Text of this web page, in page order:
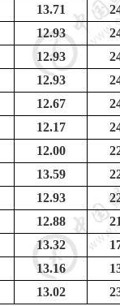
13.71
12.93
12.93
12.93
12.67
12.17
12.00
13.59
12.93
12.88
13.32
13.16
13.02